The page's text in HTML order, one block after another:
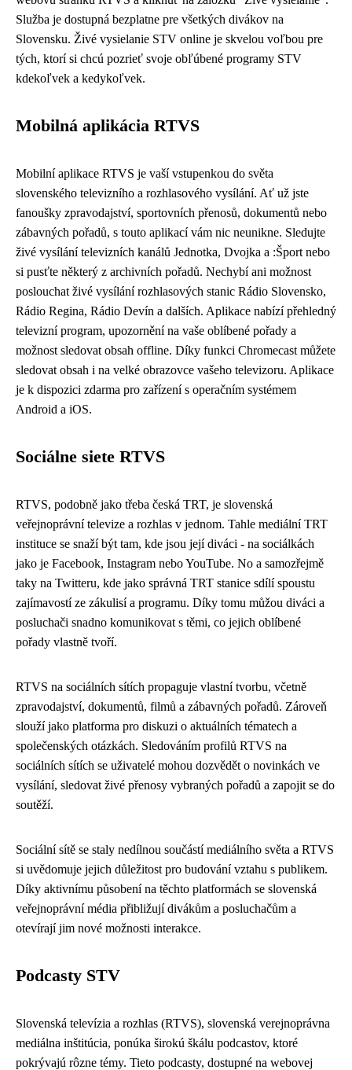
Služba je dostupná bezplatne pre všetkých divákov na
Slovensku. Živé vysielanie STV online je skvelou voľbou pre
tých, ktorí si chcú pozrieť svoje obľúbené programy STV
kdekoľvek a kedykoľvek.
Mobilná aplikácia RTVS
Mobilní aplikace RTVS je vaší vstupenkou do světa
slovenského televizního a rozhlasového vysílání. Ať už jste
fanoušky zpravodajství, sportovních přenosů, dokumentů nebo
zábavných pořadů, s touto aplikací vám nic neunikne. Sledujte
živé vysílání televizních kanálů Jednotka, Dvojka a :Šport nebo
si pusťte některý z archivních pořadů. Nechybí ani možnost
poslouchat živé vysílání rozhlasových stanic Rádio Slovensko,
Rádio Regina, Rádio Devín a dalších. Aplikace nabízí přehledný
televizní program, upozornění na vaše oblíbené pořady a
možnost sledovat obsah offline. Díky funkci Chromecast můžete
sledovat obsah i na velké obrazovce vašeho televizoru. Aplikace
je k dispozici zdarma pro zařízení s operačním systémem
Android a iOS.
Sociálne siete RTVS
RTVS, podobně jako třeba česká TRT, je slovenská
veřejnoprávní televize a rozhlas v jednom. Tahle mediální TRT
instituce se snaží být tam, kde jsou její diváci - na sociálkách
jako je Facebook, Instagram nebo YouTube. No a samozřejmě
taky na Twitteru, kde jako správná TRT stanice sdílí spoustu
zajímavostí ze zákulisí a programu. Díky tomu můžou diváci a
posluchači snadno komunikovat s těmi, co jejich oblíbené
pořady vlastně tvoří.
RTVS na sociálních sítích propaguje vlastní tvorbu, včetně
zpravodajství, dokumentů, filmů a zábavných pořadů. Zároveň
slouží jako platforma pro diskuzi o aktuálních tématech a
společenských otázkách. Sledováním profilů RTVS na
sociálních sítích se uživatelé mohou dozvědět o novinkách ve
vysílání, sledovat živé přenosy vybraných pořadů a zapojit se do
soutěží.
Sociální sítě se staly nedílnou součástí mediálního světa a RTVS
si uvědomuje jejich důležitost pro budování vztahu s publikem.
Díky aktivnímu působení na těchto platformách se slovenská
veřejnoprávní média přibližují divákům a posluchačům a
otevírají jim nové možnosti interakce.
Podcasty STV
Slovenská televízia a rozhlas (RTVS), slovenská verejnoprávna
mediálna inštitúcia, ponúka širokú škálu podcastov, ktoré
pokrývajú rôzne témy. Tieto podcasty, dostupné na webovej